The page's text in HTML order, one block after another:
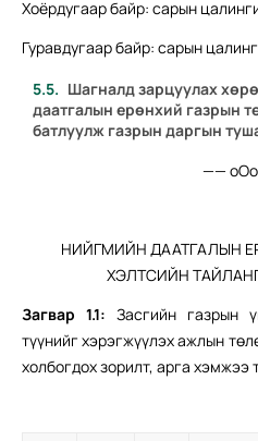
Хоёрдугаар байр: сарын
Гуравдугаар байр: сарын
Шагналд зарцуулах
даатгалын ерөнхий газрын
батлуулж газрын даргын
——
НИЙГМИЙН ДААТГАЛЫН
ХЭЛТСИЙН
Загвар 1.1: Засгийн газрын
түүнийг хэрэгжүүлэх ажлын
холбогдох зорилт, арга хэмжээ